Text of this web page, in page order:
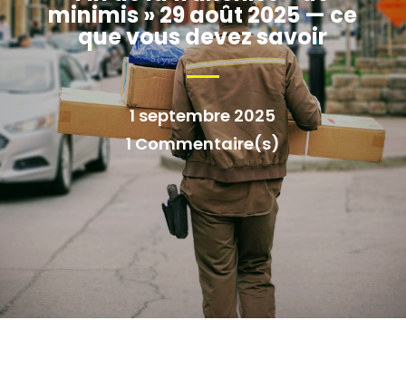
minimis » 29 août 2025 — ce
que vous devez savoir
1 septembre 2025
1 Commentaire(s)